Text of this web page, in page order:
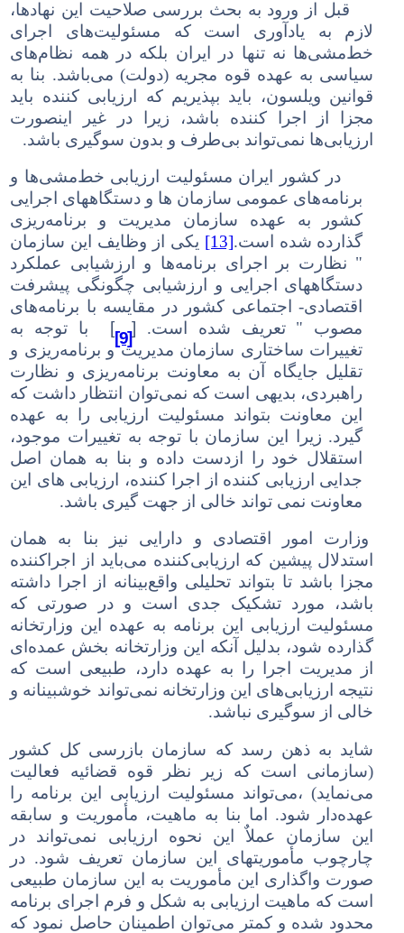
قبل از ورود به بحث بررسی صلاحیت این نهادها،
لازم به یادآوری است که مسئولیت‌های اجرای
خط‌مشی‌ها نه تنها در ایران بلکه در همه نظام‌های
سیاسی به عهده قوه مجریه (دولت) می‌باشد. بنا به
قوانین ویلسون، باید بپذیریم که ارزیابی کننده باید
مجزا از اجرا کننده باشد، زیرا در غیر اینصورت
ارزیابی‌ها نمی‌تواند بی‌طرف و بدون سوگیری باشد.
در کشور ایران مسئولیت ارزیابی خط‌مشی‌ها و
برنامه‌های عمومی سازمان ها و دستگاههای اجرایی
کشور به عهده سازمان مدیریت و برنامه‌ریزی
گذارده شده است.[13] یکی از وظایف این سازمان
" نظارت بر اجرای برنامه‌ها و ارزشیابی عملکرد
دستگاههای اجرایی و ارزشیابی چگونگی پیشرفت
اقتصادی- اجتماعی کشور در مقایسه با برنامه‌های
مصوب " تعریف شده است.
[[9]]
با توجه به
تغییرات ساختاری سازمان مدیریت و برنامه‌ریزی و
تقلیل جایگاه آن به معاونت برنامه‌ریزی و نظارت
راهبردی، بدیهی است که نمی‌توان انتظار داشت که
این معاونت بتواند مسئولیت ارزیابی را به عهده
گیرد. زیرا این سازمان با توجه به تغییرات موجود،
استقلال خود را ازدست داده و بنا به همان اصل
جدایی ارزیابی کننده از اجرا کننده، ارزیابی های این
معاونت نمی تواند خالی از جهت گیری باشد.
وزارت امور اقتصادی و دارایی نیز بنا به همان
استدلال پیشین که ارزیابی‌کننده می‌باید از اجراکننده
مجزا باشد تا بتواند تحلیلی واقع‌بینانه از اجرا داشته
باشد، مورد تشکیک جدی است و در صورتی که
مسئولیت ارزیابی این برنامه به عهده این وزارتخانه
گذارده شود، بدلیل آنکه این وزارتخانه بخش عمده‌ای
از مدیریت اجرا را به عهده دارد، طبیعی است که
نتیجه ارزیابی‌های این وزارتخانه نمی‌تواند خوشبینانه و
خالی از سوگیری نباشد.
شاید به ذهن رسد که سازمان بازرسی کل کشور
(سازمانی است که زیر نظر قوه قضائیه فعالیت
می‌نماید) ،می‌تواند مسئولیت ارزیابی این برنامه را
عهده‌دار شود. اما بنا به ماهیت، مأموریت و سابقه
این سازمان عملاٌ این نحوه ارزیابی نمی‌تواند در
چارچوب مأموریتهای این سازمان تعریف شود. در
صورت واگذاری این مأموریت به این سازمان طبیعی
است که ماهیت ارزیابی به شکل و فرم اجرای برنامه
محدود شده و کمتر می‌توان اطمینان حاصل نمود که